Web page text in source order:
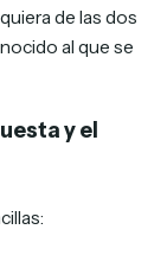
de las dos
al que se
y el